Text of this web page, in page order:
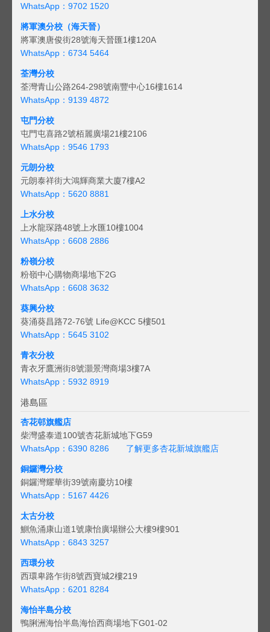
WhatsApp：9702 1520
將軍澳分校（海天晉）
將軍澳唐俊街28號海天晉匯1樓120A
WhatsApp：6734 5464
荃灣分校
荃灣青山公路264-298號南豐中心16樓1614
WhatsApp：9139 4872
屯門分校
屯門屯喜路2號栢麗廣場21樓2106
WhatsApp：9546 1793
元朗分校
元朗泰祥街大鴻輝商業大廈7樓A2
WhatsApp：5620 8881
上水分校
上水龍琛路48號上水匯10樓1004
WhatsApp：6608 2886
粉嶺分校
粉嶺中心購物商場地下2G
WhatsApp：6608 3632
葵興分校
葵涌葵昌路72-76號 Life@KCC 5樓501
WhatsApp：5645 3102
青衣分校
青衣牙鷹洲街8號灝景灣商場3樓7A
WhatsApp：5932 8919
港島區
杏花邨旗艦店
柴灣盛泰道100號杏花新城地下G59
WhatsApp：6390 8286
了解更多杏花新城旗艦店
銅鑼灣分校
銅鑼灣耀華街39號南慶坊10樓
WhatsApp：5167 4426
太古分校
鰂魚涌康山道1號康怡廣場辦公大樓9樓901
WhatsApp：6843 3257
西環分校
西環卑路乍街8號西寶城2樓219
WhatsApp：6201 8284
海怡半島分校
鴨脷洲海怡半島海怡西商場地下G01-02